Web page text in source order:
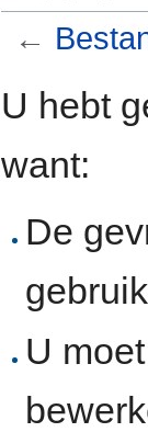
←
U hebt
want:
De
U